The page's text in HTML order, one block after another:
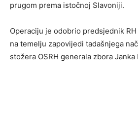
prugom prema istočnoj Slavoniji.
Operaciju je odobrio predsjednik
na temelju zapovijedi tadašnjega
stožera OSRH generala zbora Janka